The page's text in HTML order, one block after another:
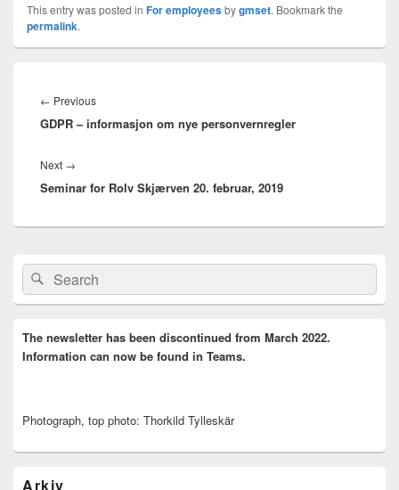
This entry was posted in For employeesbygmset. Bookmark the
permalink.
← PreviousPrevious
post:
GDPR – informasjon om nye personvernregler
Next →
post:
Seminar for Rolv Skjærven 20. februar, 2019
Primary
Sidebar
Widget
Area
Search
for:
Search
The newsletter has been discontinued from March 2022.
Information can now be found in Teams.
Photograph, top photo: Thorkild Tylleskär
Arkiv